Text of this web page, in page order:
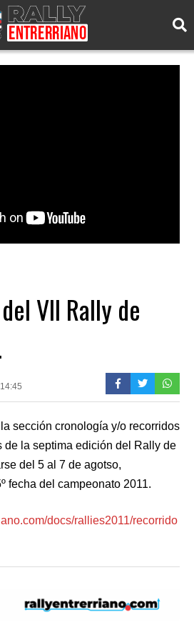
VII Rally de
sección cronología y/o recorridos
de la septima edición del Rally de
del 5 al 7 de agotso,
fecha del campeonato 2011.
docs/rallies2011/recorrido